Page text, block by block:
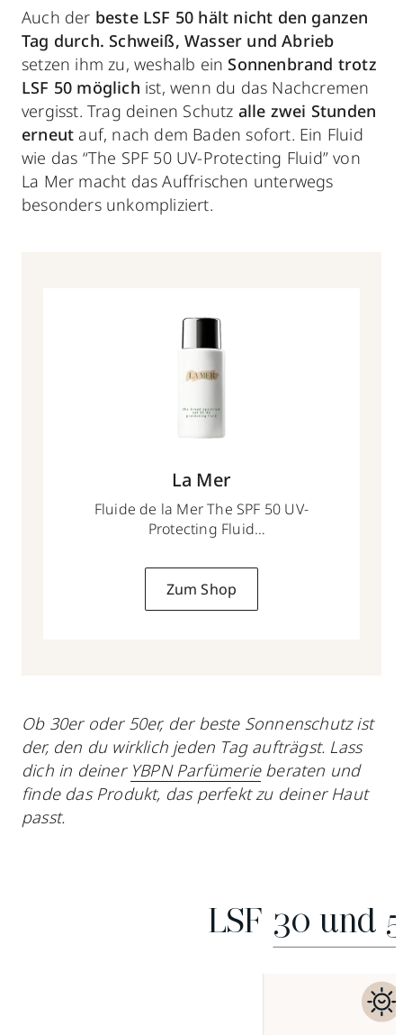
Auch der beste LSF 50 hält nicht den ganzen
Tag durch. Schweiß, Wasser und Abrieb
setzen ihm zu, weshalb ein Sonnenbrand trotz
LSF 50 möglich ist, wenn du das Nachcremen
vergisst. Trag deinen Schutz alle zwei Stunden
erneutauf, nach dem Baden sofort. Ein Fluid
wie das “The SPF 50 UV-Protecting Fluid” von
La Mer macht das Auffrischen unterwegs
besonders unkompliziert.
La Mer
Fluide de la Mer The SPF 50 UV-
Protecting Fluid
Zum Shop
Ob 30er oder 50er, der beste Sonnenschutz ist
der, den du wirklich jeden Tag aufträgst. Lass
dich in deiner YBPN Parfümerieberaten und
finde das Produkt, das perfekt zu deiner Haut
passt.
LSF 30 und